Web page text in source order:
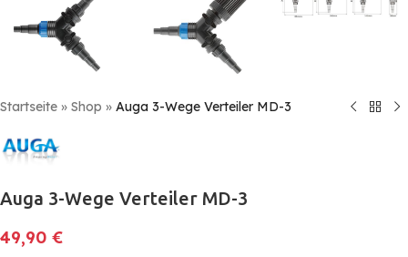
Startseite » Shop » Auga 3-Wege Verteiler MD-3
Auga 3-Wege Verteiler MD-3
49,90 €